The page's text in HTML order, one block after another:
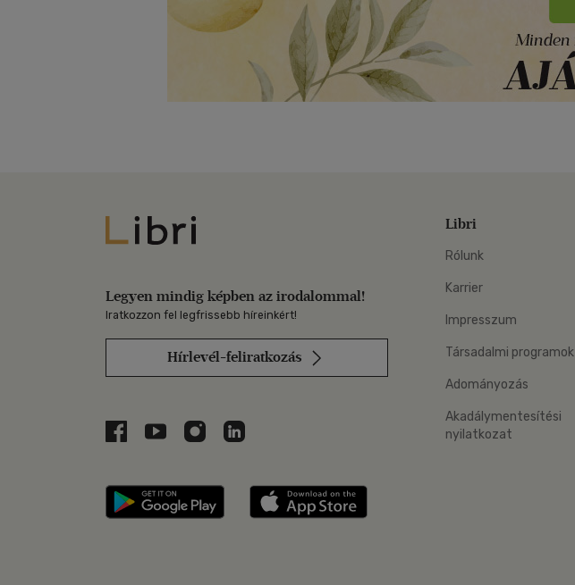
Libri
Legyen mindig képben az irodalommal!
Iratkozzon fel legfrissebb híreinkért!
Hírlevél-feliratkozás
Libri a Facebookon
Libri a Youtube-on
Libri az Instagramon
Libri a LinkedInen
Libri applikáció Szerezd meg: Google Play
Libri
Rólunk
Karrier
Impresszum
Társadalmi programok
Adományozás
Akadálymentesítési
nyilatkozat